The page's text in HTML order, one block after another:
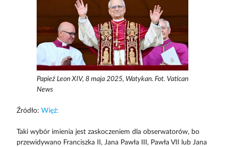
Papież Leon XIV, 8 maja 2025, Watykan. Fot. Vatican
News
Źródło: Więź:
Taki wybór imienia jest zaskoczeniem dla obserwatorów, bo
przewidywano Franciszka II, Jana Pawła III, Pawła VII lub Jana